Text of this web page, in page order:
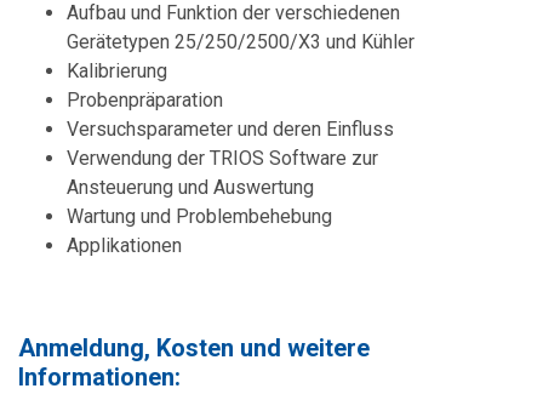
Aufbau und Funktion der verschiedenen
Gerätetypen 25/250/2500/X3 und Kühler
Kalibrierung
Probenpräparation
Versuchsparameter und deren Einfluss
Verwendung der TRIOS Software zur
Ansteuerung und Auswertung
Wartung und Problembehebung
Applikationen
Anmeldung, Kosten und weitere
Informationen: